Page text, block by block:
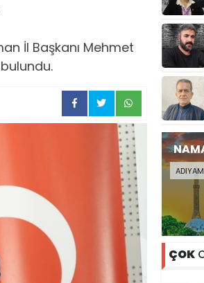
İl Başkanı Mehmet
ÇOK